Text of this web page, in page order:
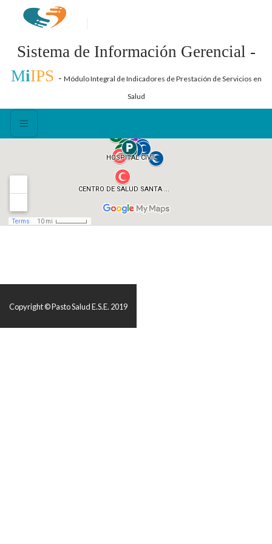
Sistema de Información Gerencial -
MiIPS - Módulo Integral de Indicadores de Prestación de Servicios en
Salud
Copyright © Pasto Salud E.S.E. 2019